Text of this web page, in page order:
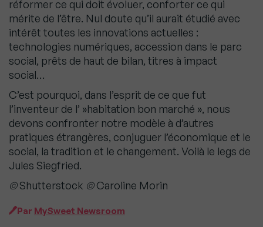
réformer ce qui doit évoluer, conforter ce qui
mérite de l’être. Nul doute qu’il aurait étudié avec
intérêt toutes les innovations actuelles :
technologies numériques, accession dans le parc
social, prêts de haut de bilan, titres à impact
social…
C’est pourquoi, dans l’esprit de ce que fut
l’inventeur de l’ »habitation bon marché », nous
devons confronter notre modèle à d’autres
pratiques étrangères, conjuguer l’économique et le
social, la tradition et le changement. Voilà le legs de
Jules Siegfried.
©Shutterstock ©Caroline Morin
Par MySweet Newsroom